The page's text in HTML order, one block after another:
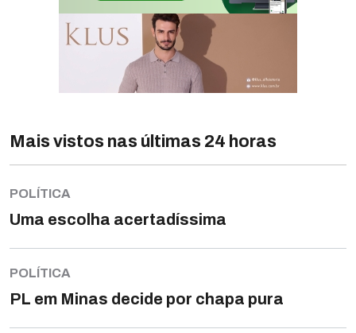
Mais vistos nas últimas 24 horas
POLÍTICA
Uma escolha acertadíssima
POLÍTICA
PL em Minas decide por chapa pura